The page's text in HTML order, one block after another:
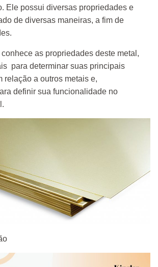
Ele possui diversas propriedades e
de diversas maneiras, a fim de
as propriedades deste metal,
para determinar suas principais
relação a outros metais e,
definir sua funcionalidade no